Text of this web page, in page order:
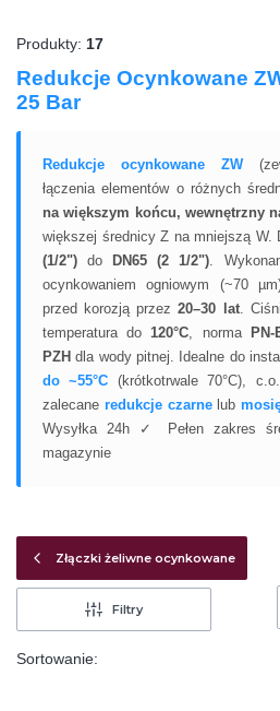
Produkty: 17
Redukcje Ocynkowane
25 Bar
Redukcje ocynkowane ZW
łączenia elementów o różnych
na większym końcu, wewnętrzny
większej średnicy Z na mniejszą W.
(1/2") do DN65 (2 1/2") .
ocynkowaniem ogniowym (~70
przed korozją przez20–30 lat.
temperatura do 120°C , norma PN-
PZH dla wody pitnej. Idealne do
do ~55°C (krótkotrwale 70°C),
zalecane redukcje czarnelub
Wysyłka 24h ✓ Pełen zakres
magazynie
Złączki żeliwne ocynkowane
Filtry
Sortowanie: